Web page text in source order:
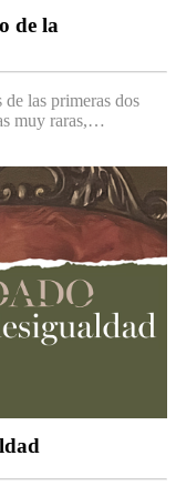
de la
de las primeras dos
muy raras,…